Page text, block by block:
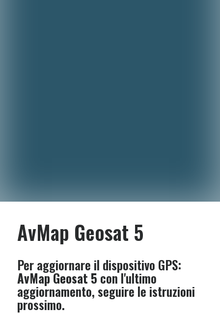
AvMap Geosat 5
Per aggiornare il dispositivo GPS:
AvMap Geosat 5 con l'ultimo
aggiornamento, seguire le istruzioni
prossimo.